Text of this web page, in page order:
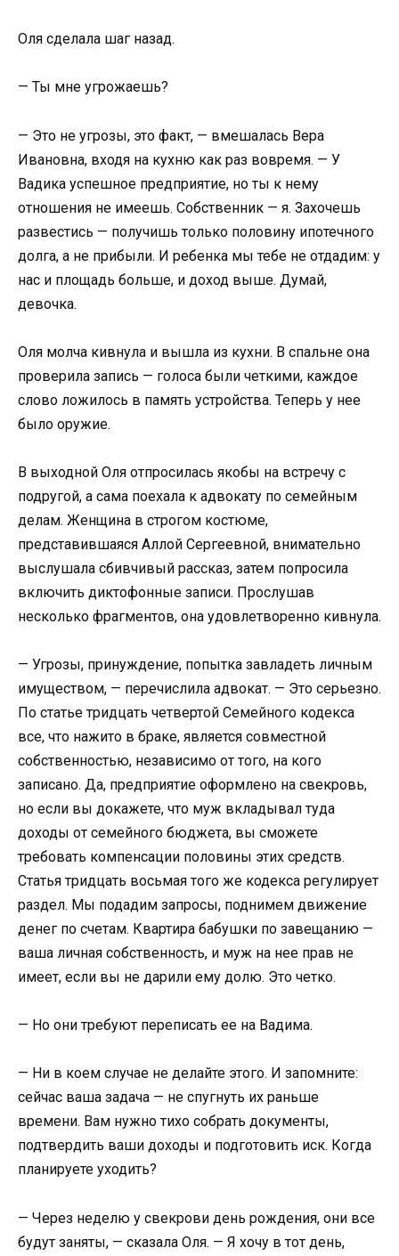
Оля сделала шаг назад.
— Ты мне угрожаешь?
— Это не угрозы, это факт, — вмешалась Вера
Ивановна, входя на кухню как раз вовремя. — У
Вадика успешное предприятие, но ты к нему
отношения не имеешь. Собственник — я. Захочешь
развестись — получишь только половину ипотечного
долга, а не прибыли. И ребенка мы тебе не отдадим: у
нас и площадь больше, и доход выше. Думай,
девочка.
Оля молча кивнула и вышла из кухни. В спальне она
проверила запись — голоса были четкими, каждое
слово ложилось в память устройства. Теперь у нее
было оружие.
В выходной Оля отпросилась якобы на встречу с
подругой, а сама поехала к адвокату по семейным
делам. Женщина в строгом костюме,
представившаяся Аллой Сергеевной, внимательно
выслушала сбивчивый рассказ, затем попросила
включить диктофонные записи. Прослушав
несколько фрагментов, она удовлетворенно кивнула.
— Угрозы, принуждение, попытка завладеть личным
имуществом, — перечислила адвокат. — Это серьезно.
По статье тридцать четвертой Семейного кодекса
все, что нажито в браке, является совместной
собственностью, независимо от того, на кого
записано. Да, предприятие оформлено на свекровь,
но если вы докажете, что муж вкладывал туда
доходы от семейного бюджета, вы сможете
требовать компенсации половины этих средств.
Статья тридцать восьмая того же кодекса регулирует
раздел. Мы подадим запросы, поднимем движение
денег по счетам. Квартира бабушки по завещанию —
ваша личная собственность, и муж на нее прав не
имеет, если вы не дарили ему долю. Это четко.
— Но они требуют переписать ее на Вадима.
— Ни в коем случае не делайте этого. И запомните:
сейчас ваша задача — не спугнуть их раньше
времени. Вам нужно тихо собрать документы,
подтвердить ваши доходы и подготовить иск. Когда
планируете уходить?
— Через неделю у свекрови день рождения, они все
будут заняты, — сказала Оля. — Я хочу в тот день,